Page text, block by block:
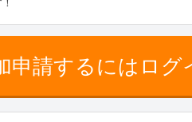
申請するにはログ